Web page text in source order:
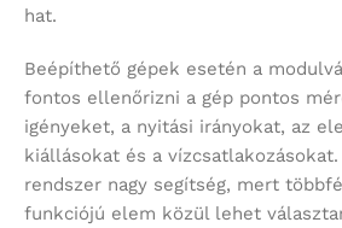
hat.
Beépíthető gépek esetén a
fontos ellenőrizni a gép pontos
igényeket, a nyitási irányokat, az
kiállásokat és a
rendszer nagy segítség, mert
funkciójú elem közül lehet